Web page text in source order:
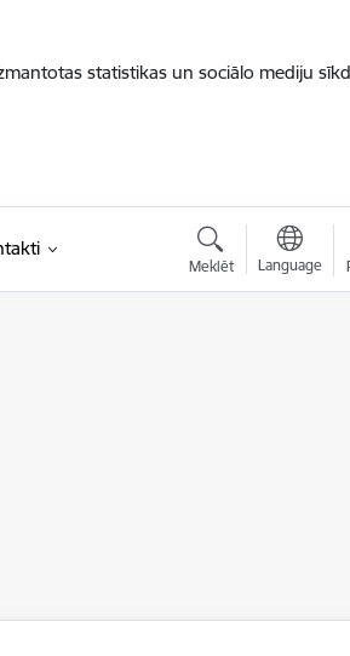
statistikas un sociālo mediju
Meklēt Language